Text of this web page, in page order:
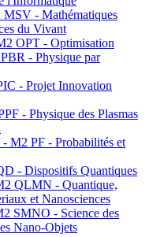
- Mathématiques
du Vivant
OPT - Optimisation
- Physique par
- Projet Innovation
- Physique des Plasmas
M2 PF - Probabilités et
- Dispositifs Quantiques
QLMN - Quantique,
et Nanosciences
SMNO - Science des
Nano-Objets